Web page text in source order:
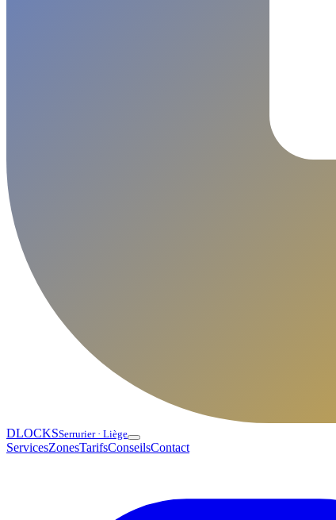
DLOCKSSerrurier · Liège
ServicesZonesTarifsConseilsContact